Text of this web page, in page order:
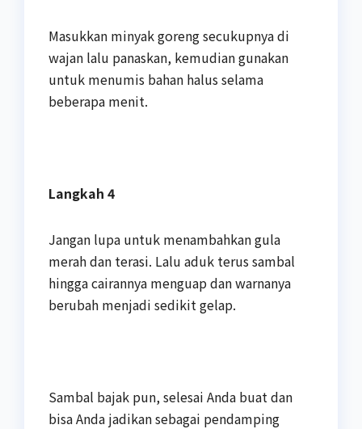
Masukkan minyak goreng secukupnya di
wajan lalu panaskan, kemudian gunakan
untuk menumis bahan halus selama
beberapa menit.
Langkah 4
Jangan lupa untuk menambahkan gula
merah dan terasi. Lalu aduk terus sambal
hingga cairannya menguap dan warnanya
berubah menjadi sedikit gelap.
Sambal bajak pun, selesai Anda buat dan
bisa Anda jadikan sebagai pendamping